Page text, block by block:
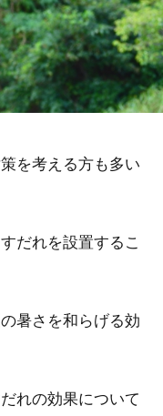
を考える方も多い
だれを設置するこ
暑さを和らげる効
れの効果について